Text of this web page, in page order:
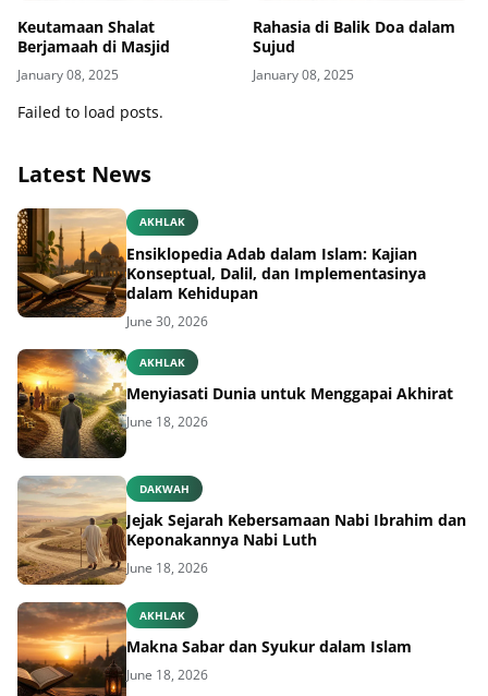
Keutamaan Shalat
Berjamaah di Masjid
January 08, 2025
Rahasia di Balik Doa dalam
Sujud
January 08, 2025
Failed to load posts.
Latest News
AKHLAK
Ensiklopedia Adab dalam Islam: Kajian
Konseptual, Dalil, dan Implementasinya
dalam Kehidupan
June 30, 2026
AKHLAK
Menyiasati Dunia untuk Menggapai Akhirat
June 18, 2026
DAKWAH
Jejak Sejarah Kebersamaan Nabi Ibrahim dan
Keponakannya Nabi Luth
June 18, 2026
AKHLAK
Makna Sabar dan Syukur dalam Islam
June 18, 2026